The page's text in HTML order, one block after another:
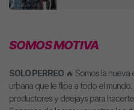
SOMOS MOTIVA
SOLO PERREO 🔥 Somos la
urbana que le flipa a todo el
productores y deejays para